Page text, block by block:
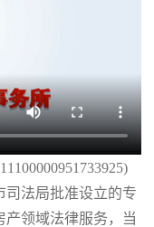
司法局批准设立的专
产领域法律服务，当